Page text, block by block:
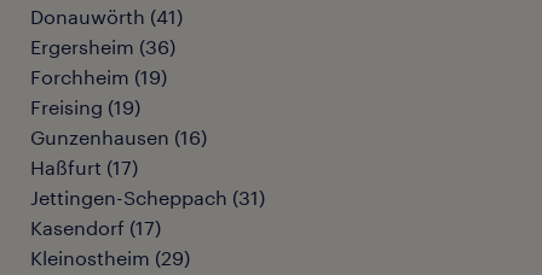
Donauwörth (41)
Ergersheim (36)
Forchheim (19)
Freising (19)
Gunzenhausen (16)
Haßfurt (17)
Jettingen-Scheppach (31)
Kasendorf (17)
Kleinostheim (29)